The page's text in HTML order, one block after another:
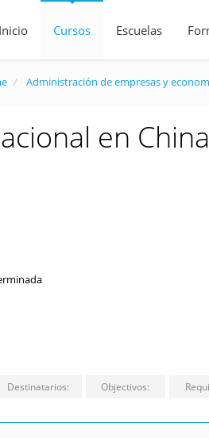
Inicio Cursos Escuelas
Administración de empresas y
en China
Destinatarios: Objectivos: